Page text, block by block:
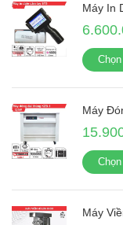
Máy In
Máy
Máy